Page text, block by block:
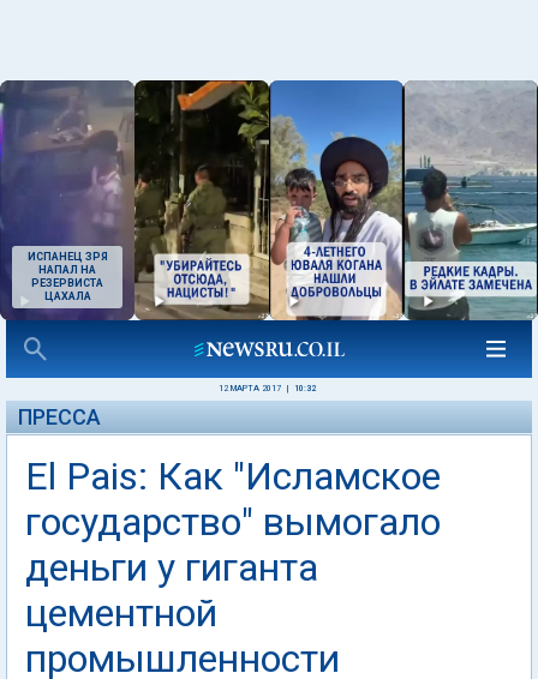
ИСПАНЕЦ ЗРЯ
НАПАЛ НА
РЕЗЕРВИСТА
ЦАХАЛА
12 МАРТА 2017 10:32
ПРЕССА
El Pais: Как "Исламское
государство" вымогало
деньги у гиганта
цементной
промышленности